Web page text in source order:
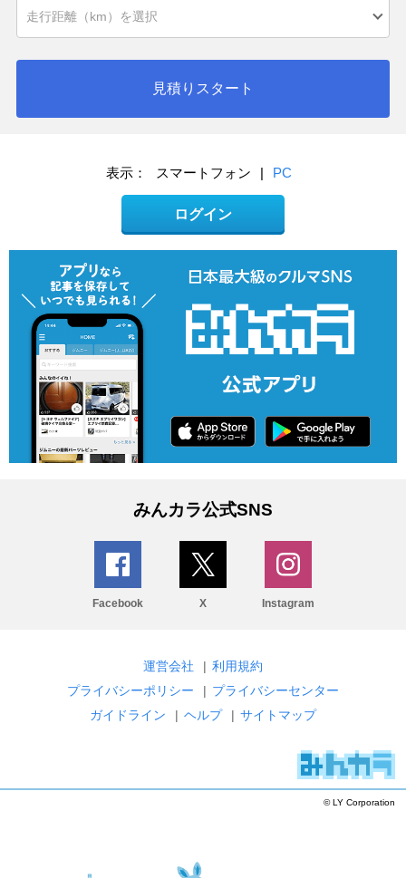
見積りスタート
表示： スマートフォン PC
ログイン
みんカラ公式SNS
Facebook X Instagram
運営会社 | 利用規約
プライバシーポリシー
| プライバシーセンター
ガイドライン
| ヘルプ | サイトマップ
© LY Corporation